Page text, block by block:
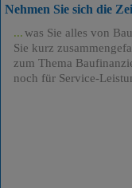
Nehmen Sie sich die
was Sie alles von
Sie kurz
zum Thema
noch für Service-